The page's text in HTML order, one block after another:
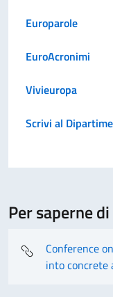
Europarole
EuroAcronimi
Vivieuropa
Scrivi al
Per saperne
Conference
into concrete